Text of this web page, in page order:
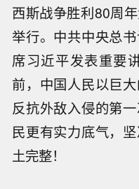
西斯战争胜利80周
举行。中共中央总
席习近平发表重要
前，中国人民以巨
反抗外敌入侵的第
民更有实力底气，
土完整！